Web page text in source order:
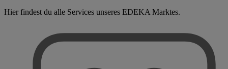
Hier findest du alle Services unseres EDEKA Marktes.